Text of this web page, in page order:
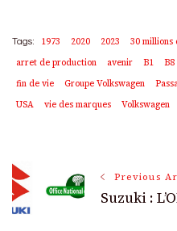
Tags: 1973 2020 2023 30 millions
arret de production
avenir B1 B8
fin de vie
Groupe Volkswagen
USA
vie des marques Volkswagen
Post
Navigation
Previous
Suzuki :